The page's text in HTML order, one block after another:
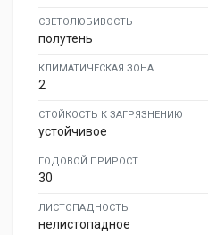
СВЕТОЛЮБИВОСТЬ
полутень
КЛИМАТИЧЕСКАЯ ЗОНА
2
СТОЙКОСТЬ К ЗАГРЯЗНЕНИЮ
устойчивое
ГОДОВОЙ ПРИРОСТ
30
ЛИСТОПАДНОСТЬ
нелистопадное